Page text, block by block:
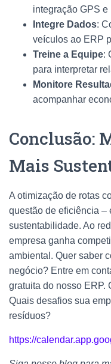
integração GPS e
Integre Dados:
veículos ao ERP
Treine a Equipe:
para interpretar
Monitore
acompanhar
Conclusão:
Mais
A otimização de rotas
questão de eficiência –
sustentabilidade. Ao
empresa ganha
ambiental. Quer saber
negócio? Entre em
gratuita do nosso ERP.
Quais desafios sua
resíduos?
https://